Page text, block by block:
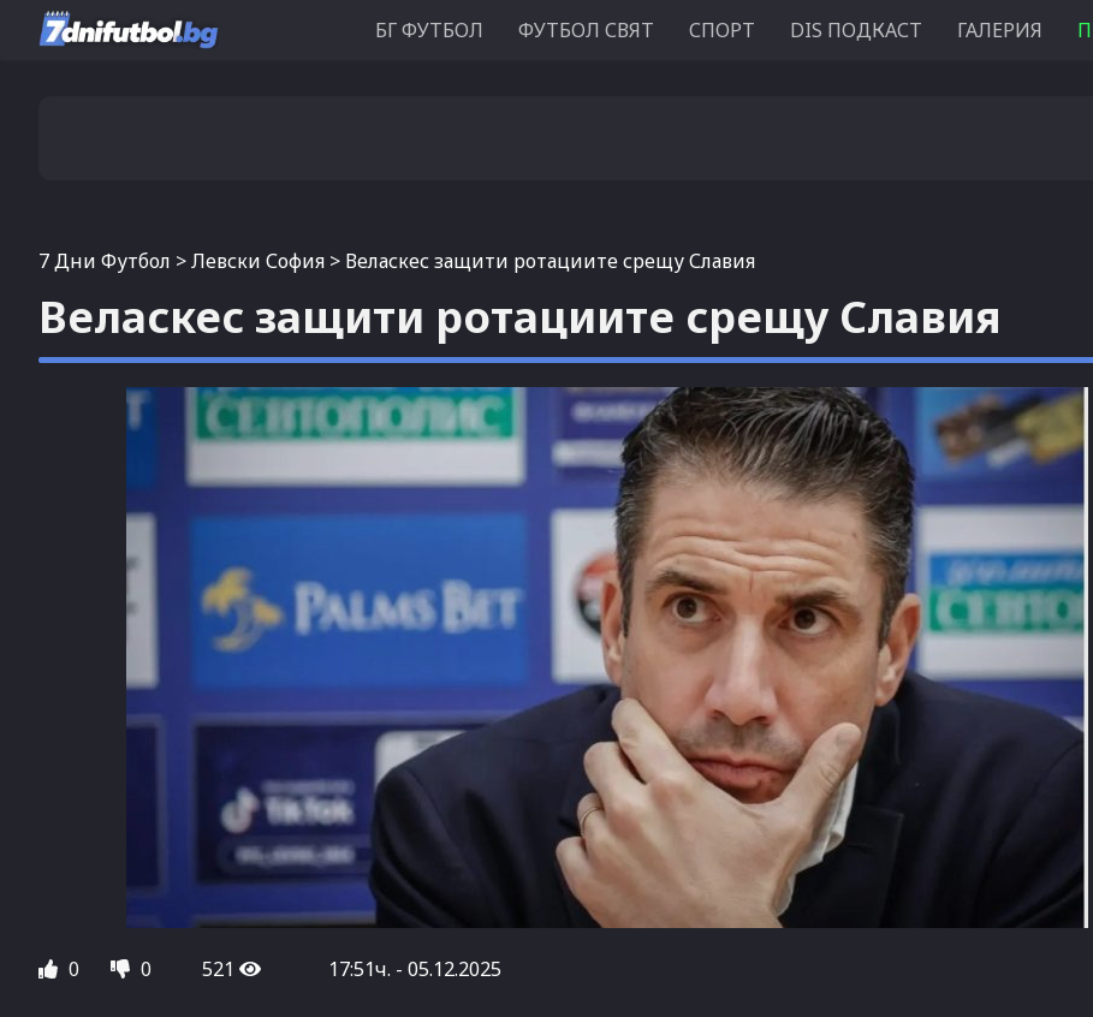
БГ ФУТБОЛ ФУТБОЛ СВЯТ СПОРТ DIS ПОДКАСТ ГАЛЕРИЯ
7 Дни Футбол >Левски София > Веласкес защити ротациите срещу Славия
Веласкес защити ротациите срещу Славия
0 0 521 17:51ч. - 05.12.2025